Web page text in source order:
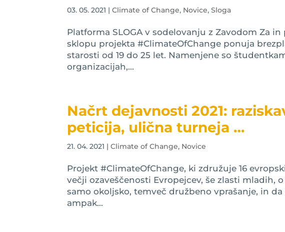
03. 05. 2021 |Climate of Change, Novice,Sloga
Platforma SLOGA v sodelovanju z Zavodom Za
sklopu projekta #ClimateOfChange ponuja
starosti od 19 do 25 let. Namenjene so
organizacijah,...
Načrt dejavnosti 2021:
peticija, ulična turneja …
21. 04. 2021 |Climate of Change, Novice
Projekt #ClimateOfChange, ki združuje 16
večji ozaveščenosti Evropejcev, še zlasti mladih,
samo okoljsko, temveč družbeno vprašanje, in
ampak...